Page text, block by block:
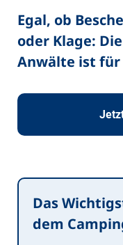
Egal, ob
oder Klage:
Anwälte ist für
Das
dem